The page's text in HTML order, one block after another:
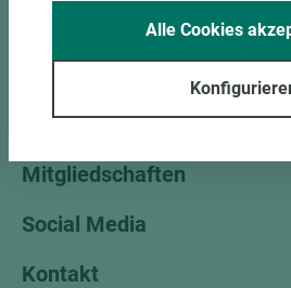
Unternehmen
Mitgliedschaften
Social Media
Kontakt
Alle Cookies